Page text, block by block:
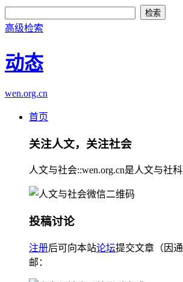
高级检索
动态
wen.org.cn
首页
关注人文，关注社会
人文与社会::wen.org.cn是人文与社
投稿讨论
注册后可向本站论坛提交文章（因
邮：